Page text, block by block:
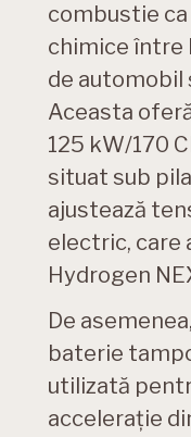
combustie
chimice
de automobil
Aceasta
125 kW/170
situat sub
ajustează
electric, care
Hydrogen
De
baterie
utilizată
acceleraţie